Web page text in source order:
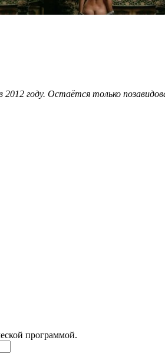
году. Остаётся только
программой.